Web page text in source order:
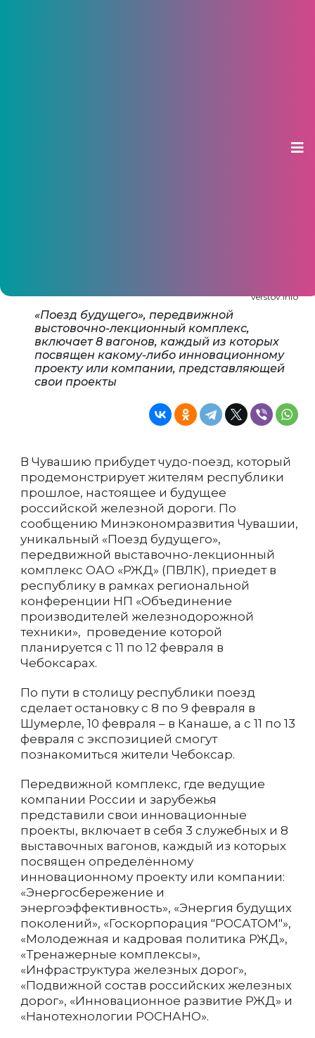
verstov.info
«Поезд будущего», передвижной
выстовочно-лекционный комплекс,
включает 8 вагонов, каждый из которых
посвящен какому-либо инновационному
проекту или компании, представляющей
свои проекты
В Чувашию прибудет чудо-поезд, который
продемонстрирует жителям республики
прошлое, настоящее и будущее
российской железной дороги. По
сообщению Минэкономразвития Чувашии,
уникальный «Поезд будущего»,
передвижной выставочно-лекционный
комплекс ОАО «РЖД» (ПВЛК), приедет в
республику в рамках региональной
конференции НП «Объединение
производителей железнодорожной
техники», проведение которой
планируется с 11 по 12 февраля в
Чебоксарах.
По пути в столицу республики поезд
сделает остановку с 8 по 9 февраля в
Шумерле, 10 февраля – в Канаше, а с 11 по 13
февраля с экспозицией смогут
познакомиться жители Чебоксар.
Передвижной комплекс, где ведущие
компании России и зарубежья
представили свои инновационные
проекты, включает в себя 3 служебных и 8
выставочных вагонов, каждый из которых
посвящен определённому
инновационному проекту или компании:
«Энергосбережение и
энергоэффективность», «Энергия будущих
поколений», «Госкорпорация "РОСАТОМ"»,
«Молодежная и кадровая политика РЖД»,
«Тренажерные комплексы»,
«Инфраструктура железных дорог»,
«Подвижной состав российских железных
дорог», «Инновационное развитие РЖД» и
«Нанотехнологии РОСНАНО».